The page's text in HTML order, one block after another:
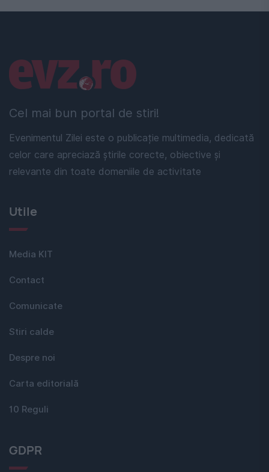
Cel mai bun portal de stiri!
Evenimentul Zilei este o publicație multimedia, dedicată
celor care apreciază știrile corecte, obiective și
relevante din toate domeniile de activitate
Linkuri utile
Utile
Media KIT
Contact
Comunicate
Stiri calde
Despre noi
Carta editorială
10 Reguli
GDPR